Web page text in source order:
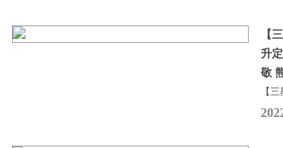
【
升
敬
【